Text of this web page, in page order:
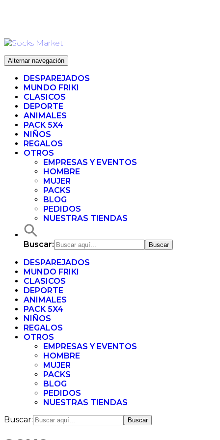
Alternar navegación
DESPAREJADOS
MUNDO FRIKI
CLASICOS
DEPORTE
ANIMALES
PACK 5X4
NIÑOS
REGALOS
OTROS
EMPRESAS Y EVENTOS
HOMBRE
MUJER
PACKS
BLOG
PEDIDOS
NUESTRAS TIENDAS
Buscar:
DESPAREJADOS
MUNDO FRIKI
CLASICOS
DEPORTE
ANIMALES
PACK 5X4
NIÑOS
REGALOS
OTROS
EMPRESAS Y EVENTOS
HOMBRE
MUJER
PACKS
BLOG
PEDIDOS
NUESTRAS TIENDAS
Buscar: